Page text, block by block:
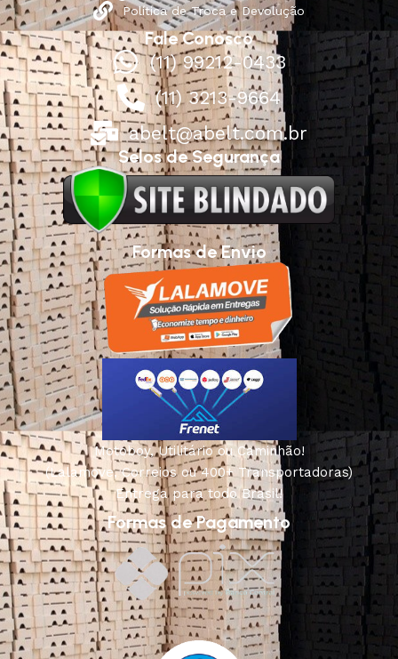
Política de Troca e Devolução
Fale Conosco
(11) 99212-0433
(11) 3213-9664
abelt@abelt.com.br
Selos de Segurança
Formas de Envio
Motoboy, Utilitário ou Caminhão!
(Lalamove, Correios ou 400+ Transportadoras)
Entrega para todo Brasil!
Formas de Pagamento